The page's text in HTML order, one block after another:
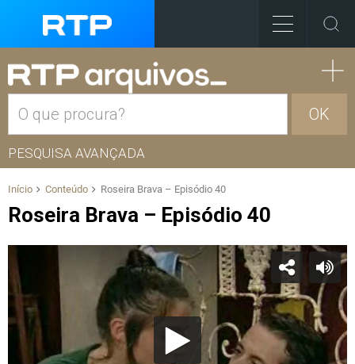
OK
PESQUISA AVANÇADA
Início Conteúdo Roseira Brava – Episódio 40
Roseira Brava – Episódio 40